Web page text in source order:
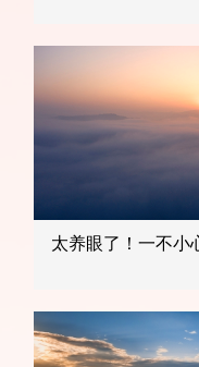
太养眼了！一不小